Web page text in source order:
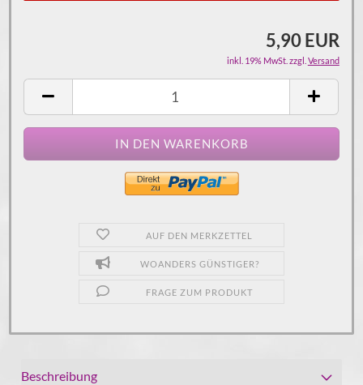
5,90 EUR
inkl. 19% MwSt. zzgl. Versand
AUF DEN MERKZETTEL
WOANDERS GÜNSTIGER?
FRAGE ZUM PRODUKT
Beschreibung